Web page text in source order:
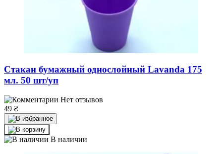
Стакан бумажный однослойный Lavanda 175
мл. 50 шт/уп
Нет отзывов
49 ₴
В наличии